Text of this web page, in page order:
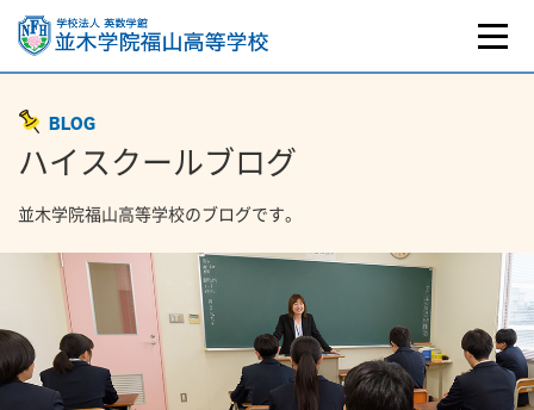
BLOG
ハイスクールブログ
並木学院福山高等学校のブログです。